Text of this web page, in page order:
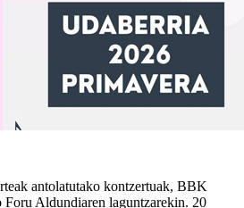
antolatutako kontzertuak, BBK
Foru Aldundiaren laguntzarekin. 20